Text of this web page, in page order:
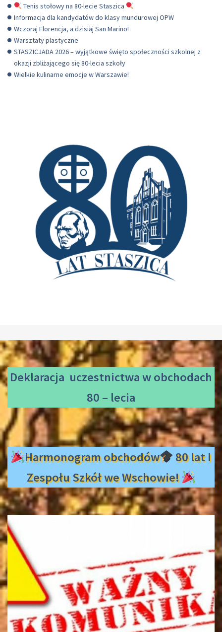
Tenis stołowy na 80-lecie Staszica
Informacja dla kandydatów do klasy mundurowej OPW
Wczoraj Florencja, a dzisiaj San Marino!
Warsztaty plastyczne
STASZICJADA 2026 – wyjątkowe święto społeczności szkolnej z
okazji zbliżającego się 80-lecia szkoły
Wielkie kulinarne emocje w Warszawie!
Deklaracja uczestnictwaw obchodach
80 – lecia
Harmonogram obchodów
80 lat I
Zespołu Szkół we Wschowie!